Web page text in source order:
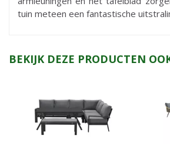
tuin meteen een fantastische
BEKIJK DEZE PRODUCTEN